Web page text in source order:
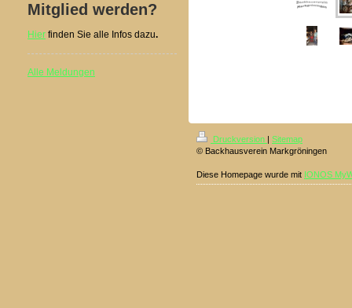
Mitglied werden?
Hier finden Sie alle Infos dazu.
Alle Meldungen
Druckversion | Sitemap
© Backhausverein Markgröningen
Diese Homepage wurde mit IONOS